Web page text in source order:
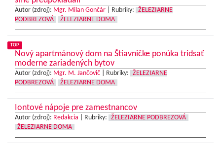
Autor (zdroj): Mgr. Milan Gončár Rubriky:
ŽELEZIARNE
PODBREZOVÁ
ŽELEZIARNE DOMA
TOP
Nový apartmánový dom na Štiavničke ponúka tridsať
moderne zariadených bytov
Autor (zdroj): Mgr. M. Jančovič Rubriky:
ŽELEZIARNE
PODBREZOVÁ
ŽELEZIARNE DOMA
Iontové nápoje pre zamestnancov
Autor (zdroj): Redakcia Rubriky:
ŽELEZIARNE PODBREZOVÁ
ŽELEZIARNE DOMA